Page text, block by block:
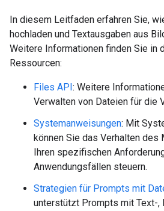
In diesem Leitfaden erfahren Sie,
hochladen und Textausgaben aus
Weitere Informationen finden Sie in
Ressourcen:
Files API: Weitere
Verwalten von Dateien für die
Systemanweisungen: Mit
können Sie das Verhalten
Ihren spezifischen
Anwendungsfällen steuern.
Strategien für Prompts mit
unterstützt Prompts mit Text-,